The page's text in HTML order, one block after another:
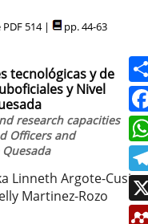
514 | pp. 44-63
tecnológicas y de
y Nivel
research capacities
Officers and
Quesada
Linneth Argote-Cusi,
Martinez-Rozo